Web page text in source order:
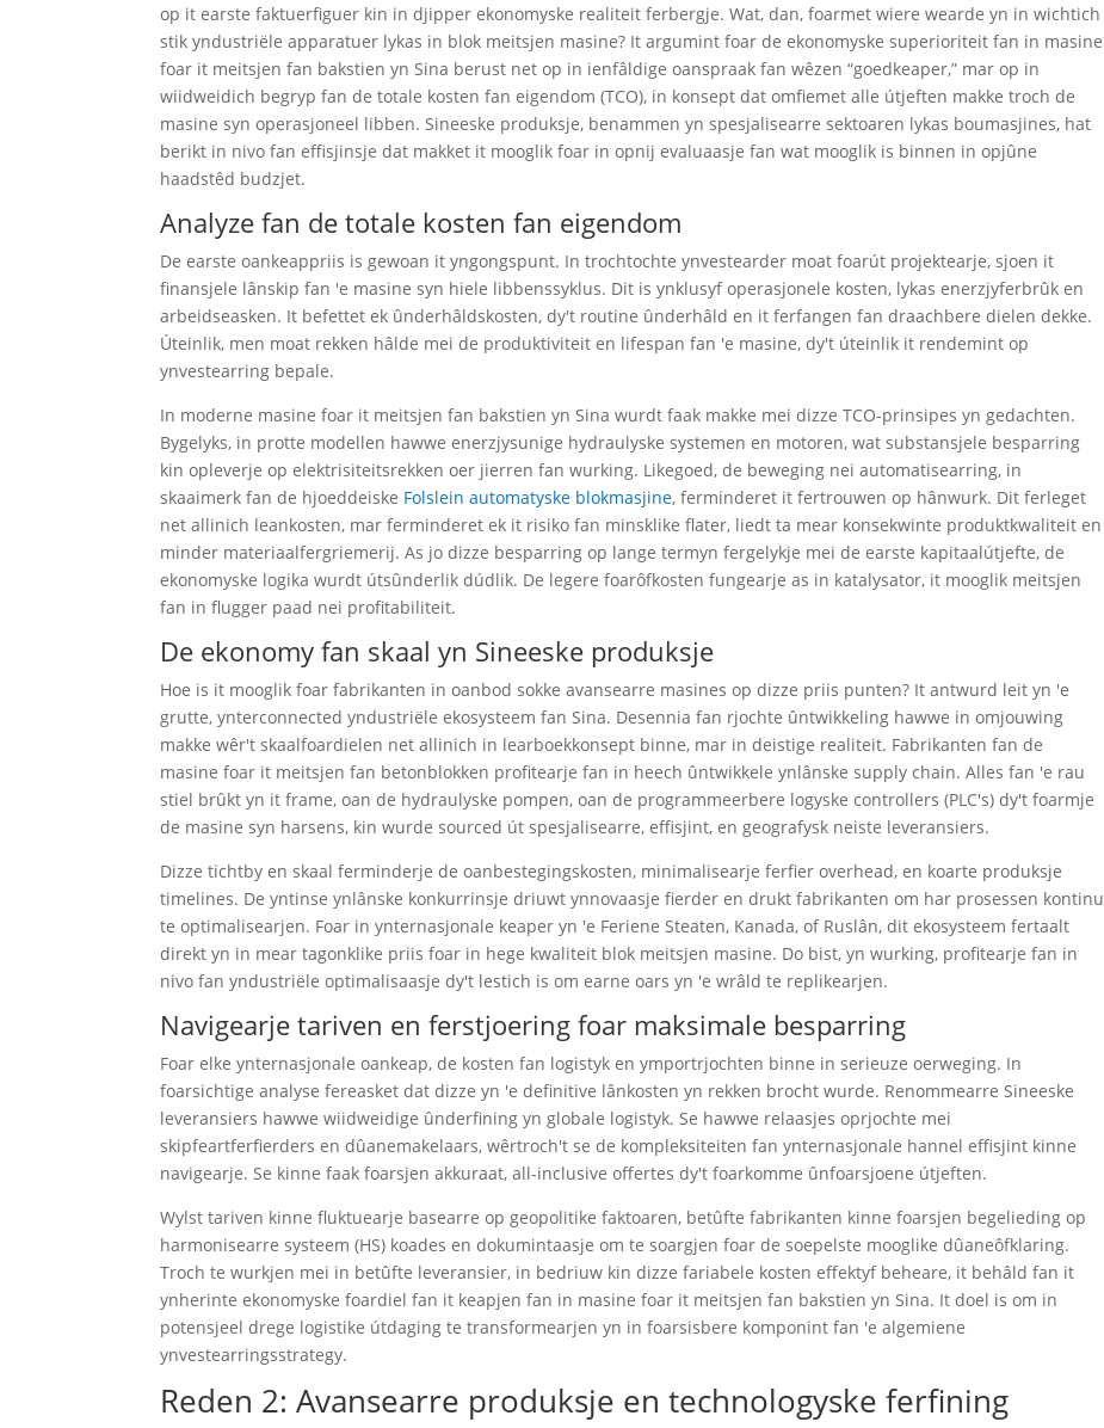
op it earste faktuerfiguer kin in djipper ekonomyske realiteit ferbergje. Wat, dan, foarmet wiere wearde yn in wichtich
stik yndustriële apparatuer lykas in blok meitsjen masine? It argumint foar de ekonomyske superioriteit fan in masine
foar it meitsjen fan bakstien yn Sina berust net op in ienfâldige oanspraak fan wêzen “goedkeaper,” mar op in
wiidweidich begryp fan de totale kosten fan eigendom (TCO), in konsept dat omfiemet alle útjeften makke troch de
masine syn operasjoneel libben. Sineeske produksje, benammen yn spesjalisearre sektoaren lykas boumasjines, hat
berikt in nivo fan effisjinsje dat makket it mooglik foar in opnij evaluaasje fan wat mooglik is binnen in opjûne
haadstêd budzjet.
Analyze fan de totale kosten fan eigendom
De earste oankeappriis is gewoan it yngongspunt. In trochtochte ynvestearder moat foarút projektearje, sjoen it
finansjele lânskip fan 'e masine syn hiele libbenssyklus. Dit is ynklusyf operasjonele kosten, lykas enerzjyferbrûk en
arbeidseasken. It befettet ek ûnderhâldskosten, dy't routine ûnderhâld en it ferfangen fan draachbere dielen dekke.
Úteinlik, men moat rekken hâlde mei de produktiviteit en lifespan fan 'e masine, dy't úteinlik it rendemint op
ynvestearring bepale.
In moderne masine foar it meitsjen fan bakstien yn Sina wurdt faak makke mei dizze TCO-prinsipes yn gedachten.
Bygelyks, in protte modellen hawwe enerzjysunige hydraulyske systemen en motoren, wat substansjele besparring
kin opleverje op elektrisiteitsrekken oer jierren fan wurking. Likegoed, de beweging nei automatisearring, in
skaaimerk fan de hjoeddeiske Folslein automatyske blokmasjine, ferminderet it fertrouwen op hânwurk. Dit ferleget
net allinich leankosten, mar ferminderet ek it risiko fan minsklike flater, liedt ta mear konsekwinte produktkwaliteit en
minder materiaalfergriemerij. As jo ​​​​dizze besparring op lange termyn fergelykje mei de earste kapitaalútjefte, de
ekonomyske logika wurdt útsûnderlik dúdlik. De legere foarôfkosten fungearje as in katalysator, it mooglik meitsjen
fan in flugger paad nei profitabiliteit.
De ekonomy fan skaal yn Sineeske produksje
Hoe is it mooglik foar fabrikanten in oanbod sokke avansearre masines op dizze priis punten? It antwurd leit yn 'e
grutte, ynterconnected yndustriële ekosysteem fan Sina. Desennia fan rjochte ûntwikkeling hawwe in omjouwing
makke wêr't skaalfoardielen net allinich in learboekkonsept binne, mar in deistige realiteit. Fabrikanten fan de
masine foar it meitsjen fan betonblokken profitearje fan in heech ûntwikkele ynlânske supply chain. Alles fan 'e rau
stiel brûkt yn it frame, oan de hydraulyske pompen, oan de programmeerbere logyske controllers (PLC's) dy't foarmje
de masine syn harsens, kin wurde sourced út spesjalisearre, effisjint, en geografysk neiste leveransiers.
Dizze tichtby en skaal ferminderje de oanbestegingskosten, minimalisearje ferfier overhead, en koarte produksje
timelines. De yntinse ynlânske konkurrinsje driuwt ynnovaasje fierder en drukt fabrikanten om har prosessen kontinu
te optimalisearjen. Foar in ynternasjonale keaper yn 'e Feriene Steaten, Kanada, of Ruslân, dit ekosysteem fertaalt
direkt yn in mear tagonklike priis foar in hege kwaliteit blok meitsjen masine. Do bist, yn wurking, profitearje fan in
nivo fan yndustriële optimalisaasje dy't lestich is om earne oars yn 'e wrâld te replikearjen.
Navigearje tariven en ferstjoering foar maksimale besparring
Foar elke ynternasjonale oankeap, de kosten fan logistyk en ymportrjochten binne in serieuze oerweging. In
foarsichtige analyse fereasket dat dizze yn 'e definitive lânkosten yn rekken brocht wurde. Renommearre Sineeske
leveransiers hawwe wiidweidige ûnderfining yn globale logistyk. Se hawwe relaasjes oprjochte mei
skipfeartferfierders en dûanemakelaars, wêrtroch't se de kompleksiteiten fan ynternasjonale hannel effisjint kinne
navigearje. Se kinne faak foarsjen akkuraat, all-inclusive offertes dy't foarkomme ûnfoarsjoene útjeften.
Wylst tariven kinne fluktuearje basearre op geopolitike faktoaren, betûfte fabrikanten kinne foarsjen begelieding op
harmonisearre systeem (HS) koades en dokumintaasje om te soargjen foar de soepelste mooglike dûaneôfklaring.
Troch te wurkjen mei in betûfte leveransier, in bedriuw kin dizze fariabele kosten effektyf beheare, it behâld fan it
ynherinte ekonomyske foardiel fan it keapjen fan in masine foar it meitsjen fan bakstien yn Sina. It doel is om in
potensjeel drege logistike útdaging te transformearjen yn in foarsisbere komponint fan 'e algemiene
ynvestearringsstrategy.
Reden 2: Avansearre produksje en technologyske ferfining